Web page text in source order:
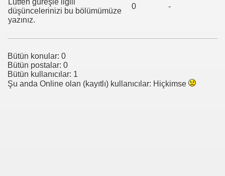
Lütfen güreşle ilgili
düşüncelerinizi bu bölümümüze
yazınız.
0 -
Bütün konular: 0
Bütün postalar: 0
Bütün kullanıcılar: 1
Şu anda Online olan (kayıtlı) kullanıcılar: Hiçkimse